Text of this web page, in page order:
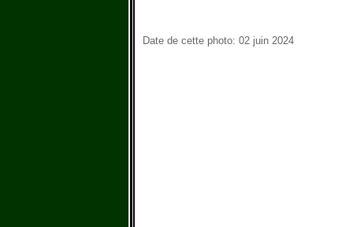
Date de cette photo: 02 juin 2024